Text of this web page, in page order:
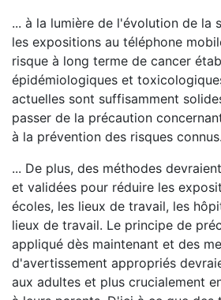
... à la lumière de l'évolution de la
les expositions au téléphone
risque à long terme de cancer
épidémiologiques et
actuelles sont suffisamment
passer de la précaution
à la prévention des risques connus.
... De plus, des méthodes
et validées pour réduire les
écoles, les lieux de travail, les
lieux de travail. Le principe de
appliqué dès maintenant et des
d'avertissement appropriés
aux adultes et plus crucialement